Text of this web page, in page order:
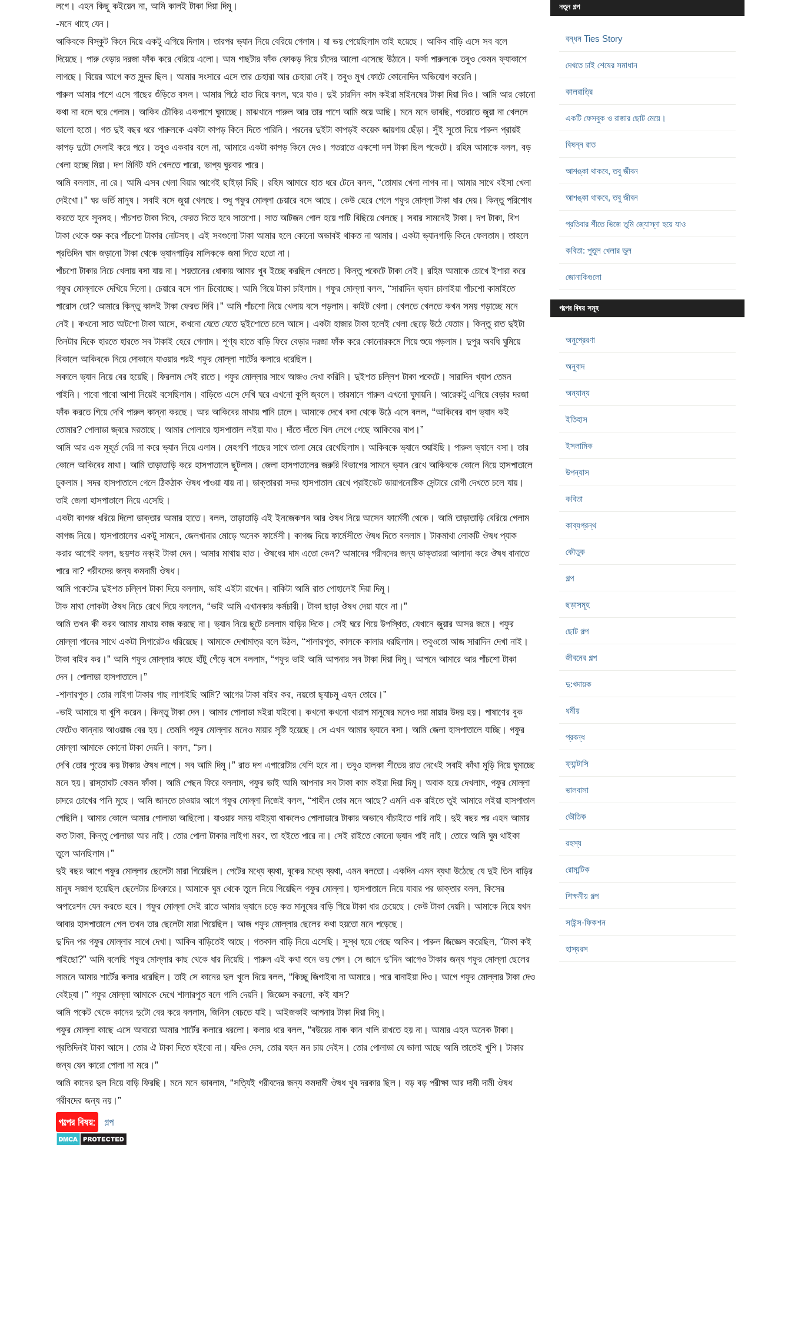
লগে। এহন কিছু কইয়েন না, আমি কালই টাকা দিয়া দিমু।
-মনে থাহে যেন।
আকিবকে বিস্কুট কিনে দিয়ে একটু এগিয়ে দিলাম। তারপর ভ্যান নিয়ে বেরিয়ে গেলাম। যা ভয় পেয়েছিলাম তাই হয়েছে। আকিব বাড়ি এসে সব বলে
দিয়েছে। পারু বেড়ার দরজা ফাঁক করে বেরিয়ে এলো। আম গাছটার ফাঁক ফোকড় দিয়ে চাঁদের আলো এসেছে উঠানে। ফর্সা পারুলকে তবুও কেমন ফ্যাকাশে
লাগছে। বিয়ের আগে কত সুন্দর ছিল। আমার সংসারে এসে তার চেহারা আর চেহারা নেই। তবুও মুখ ফোটে কোনোদিন অভিযোগ করেনি।
পারুল আমার পাশে এসে গাছের গুঁড়িতে বসল। আমার পিঠে হাত দিয়ে বলল, ঘরে যাও। দুই চারদিন কাম কইরা মাইনষের টাকা দিয়া দিও। আমি আর কোনো
কথা না বলে ঘরে গেলাম। আকিব চৌকির একপাশে ঘুমাচ্ছে। মাঝখানে পারুল আর তার পাশে আমি শুয়ে আছি। মনে মনে ভাবছি, গতরাতে জুয়া না খেললে
ভালো হতো। গত দুই বছর ধরে পারুলকে একটা কাপড় কিনে দিতে পারিনি। পরনের দুইটা কাপড়ই কয়েক জায়গায় ছেঁড়া। সুঁই সুতো দিয়ে পারুল প্রায়ই
কাপড় দুটো সেলাই করে পরে। তবুও একবার বলে না, আমারে একটা কাপড় কিনে দেও। গতরাতে একশো দশ টাকা ছিল পকেটে। রহিম আমাকে বলল, বড়
খেলা হচ্ছে মিয়া। দশ মিনিট যদি খেলতে পারো, ভাগ্য ঘুরবার পারে।
আমি বললাম, না রে। আমি এসব খেলা বিয়ার আগেই ছাইড়া দিছি। রহিম আমারে হাত ধরে টেনে বলল, “তোমার খেলা লাগব না। আমার সাথে বইসা খেলা
দেইখো।” ঘর ভর্তি মানুষ। সবাই বসে জুয়া খেলছে। শুধু গফুর মোল্লা চেয়ারে বসে আছে। কেউ হেরে গেলে গফুর মোল্লা টাকা ধার দেয়। কিন্তু পরিশোধ
করতে হবে সুদসহ। পাঁচশত টাকা দিবে, ফেরত দিতে হবে সাতশো। সাত আটজন গোল হয়ে পাটি বিছিয়ে খেলছে। সবার সামনেই টাকা। দশ টাকা, বিশ
টাকা থেকে শুরু করে পাঁচশো টাকার নোটসহ। এই সবগুলো টাকা আমার হলে কোনো অভাবই থাকত না আমার। একটা ভ্যানগাড়ি কিনে ফেলতাম। তাহলে
প্রতিদিন ঘাম জড়ানো টাকা থেকে ভ্যানগাড়ির মালিককে জমা দিতে হতো না।
পাঁচশো টাকার নিচে খেলায় বসা যায় না। শয়তানের ধোকায় আমার খুব ইচ্ছে করছিল খেলতে। কিন্তু পকেটে টাকা নেই। রহিম আমাকে চোখে ইশারা করে
গফুর মোল্লাকে দেখিয়ে দিলো। চেয়ারে বসে পান চিবোচ্ছে। আমি গিয়ে টাকা চাইলাম। গফুর মোল্লা বলল, “সারাদিন ভ্যান চালাইয়া পাঁচশো কামাইতে
পারোস তো? আমারে কিন্তু কালই টাকা ফেরত দিবি।” আমি পাঁচশো নিয়ে খেলায় বসে পড়লাম। কাইট খেলা। খেলতে খেলতে কখন সময় গড়াচ্ছে মনে
নেই। কখনো সাত আটশো টাকা আসে, কখনো যেতে যেতে দুইশোতে চলে আসে। একটা হাজার টাকা হলেই খেলা ছেড়ে উঠে যেতাম। কিন্তু রাত দুইটা
তিনটার দিকে হারতে হারতে সব টাকাই হেরে গেলাম। শূণ্য হাতে বাড়ি ফিরে বেড়ার দরজা ফাঁক করে কোনোরকমে গিয়ে শুয়ে পড়লাম। দুপুর অবধি ঘুমিয়ে
বিকালে আকিবকে নিয়ে দোকানে যাওয়ার পরই গফুর মোল্লা শার্টের কলারে ধরেছিল।
সকালে ভ্যান নিয়ে বের হয়েছি। ফিরলাম সেই রাতে। গফুর মোল্লার সাথে আজও দেখা করিনি। দুইশত চল্লিশ টাকা পকেটে। সারাদিন খ্যাপ তেমন
পাইনি। পাবো পাবো আশা নিয়েই বসেছিলাম। বাড়িতে এসে দেখি ঘরে এখনো কুপি জ্বলে। তারমানে পারুল এখনো ঘুমায়নি। আরেকটু এগিয়ে বেড়ার দরজা
ফাঁক করতে গিয়ে দেখি পারুল কান্না করছে। আর আকিবের মাথায় পানি ঢালে। আমাকে দেখে বসা থেকে উঠে এসে বলল, “আকিবের বাপ ভ্যান কই
তোমার? পোলাডা জ্বরে মরতাছে। আমার পোলারে হাসপাতাল লইয়া যাও। দাঁতে দাঁতে খিল লেগে গেছে আকিবের বাপ।”
আমি আর এক মূহূর্ত দেরি না করে ভ্যান নিয়ে এলাম। মেহগণি গাছের সাথে তালা মেরে রেখেছিলাম। আকিবকে ভ্যানে শুয়াইছি। পারুল ভ্যানে বসা। তার
কোলে আকিবের মাথা। আমি তাড়াতাড়ি করে হাসপাতালে ছুটলাম। জেলা হাসপাতালের জরুরি বিভাগের সামনে ভ্যান রেখে আকিবকে কোলে নিয়ে হাসপাতালে
ঢুকলাম। সদর হাসপাতালে গেলে ঠিকঠাক ঔষধ পাওয়া যায় না। ডাক্তাররা সদর হাসপাতাল রেখে প্রাইভেট ডায়াগনোষ্টিক সেন্টারে রোগী দেখতে চলে যায়।
তাই জেলা হাসপাতালে নিয়ে এসেছি।
একটা কাগজ ধরিয়ে দিলো ডাক্তার আমার হাতে। বলল, তাড়াতাড়ি এই ইনজেকশন আর ঔষধ নিয়ে আসেন ফার্মেসী থেকে। আমি তাড়াতাড়ি বেরিয়ে গেলাম
কাগজ নিয়ে। হাসপাতালের একটু সামনে, জেলখানার মোড়ে অনেক ফার্মেসী। কাগজ দিয়ে ফার্মেসীতে ঔষধ দিতে বললাম। টাকমাথা লোকটি ঔষধ প্যাক
করার আগেই বলল, ছয়শত নব্বই টাকা দেন। আমার মাথায় হাত। ঔষধের দাম এতো কেন? আমাদের গরীবদের জন্য ডাক্তাররা আলাদা করে ঔষধ বানাতে
পারে না? গরীবদের জন্য কমদামী ঔষধ।
আমি পকেটের দুইশত চল্লিশ টাকা দিয়ে বললাম, ভাই এইটা রাখেন। বাকিটা আমি রাত পোহালেই দিয়া দিমু।
টাক মাথা লোকটা ঔষধ নিচে রেখে দিয়ে বললেন, “ভাই আমি এখানকার কর্মচারী। টাকা ছাড়া ঔষধ দেয়া যাবে না।”
আমি তখন কী করব আমার মাথায় কাজ করছে না। ভ্যান নিয়ে ছুটে চললাম বাড়ির দিকে। সেই ঘরে গিয়ে উপস্থিত, যেখানে জুয়ার আসর জমে। গফুর
মোল্লা পানের সাথে একটা সিগারেটও ধরিয়েছে। আমাকে দেখামাত্র বলে উঠল, “শালারপুত, কালকে কালার ধরছিলাম। তবুওতো আজ সারাদিন দেখা নাই।
টাকা বাইর কর।” আমি গফুর মোল্লার কাছে হাঁটু গেঁড়ে বসে বললাম, “গফুর ভাই আমি আপনার সব টাকা দিয়া দিমু। আপনে আমারে আর পাঁচশো টাকা
দেন। পোলাডা হাসপাতালে।”
-শালারপুত। তোর লাইগা টাকার গাছ লাগাইছি আমি? আগের টাকা বাইর কর, নয়তো ছ্যাচমু এহন তোরে।”
-ভাই আমারে যা খুশি করেন। কিন্তু টাকা দেন। আমার পোলাডা মইরা যাইবো। কখনো কখনো খারাপ মানুষের মনেও দয়া মায়ার উদয় হয়। পাষাণের বুক
ফেটেও কান্নার আওয়াজ বের হয়। তেমনি গফুর মোল্লার মনেও মায়ার সৃষ্টি হয়েছে। সে এখন আমার ভ্যানে বসা। আমি জেলা হাসপাতালে যাচ্ছি। গফুর
মোল্লা আমাকে কোনো টাকা দেয়নি। বলল, “চল।
দেখি তোর পুতের কয় টাকার ঔষধ লাগে। সব আমি দিমু।” রাত দশ এগারোটার বেশি হবে না। তবুও হালকা শীতের রাত দেখেই সবাই কাঁথা মুড়ি দিয়ে ঘুমাচ্ছে
মনে হয়। রাস্তাঘাট কেমন ফাঁকা। আমি পেছন ফিরে বললাম, গফুর ভাই আমি আপনার সব টাকা কাম কইরা দিয়া দিমু। অবাক হয়ে দেখলাম, গফুর মোল্লা
চাদরে চোখের পানি মুছে। আমি জানতে চাওয়ার আগে গফুর মোল্লা নিজেই বলল, “শাহীন তোর মনে আছে? এমনি এক রাইতে তুই আমারে লইয়া হাসপাতাল
গেছিলি। আমার কোলে আমার পোলাডা আছিলো। যাওয়ার সময় বাইচ্যা থাকলেও পোলাডারে টাকার অভাবে বাঁচাইতে পারি নাই। দুই বছর পর এহন আমার
কত টাকা, কিন্তু পোলাডা আর নাই। তোর পোলা টাকার লাইগা মরব, তা হইতে পারে না। সেই রাইতে কোনো ভ্যান পাই নাই। তোরে আমি ঘুম থাইকা
তুলে আনছিলাম।”
দুই বছর আগে গফুর মোল্লার ছেলেটা মারা গিয়েছিল। পেটের মধ্যে ব্যথা, বুকের মধ্যে ব্যথা, এমন বলতো। একদিন এমন ব্যথা উঠেছে যে দুই তিন বাড়ির
মানুষ সজাগ হয়েছিল ছেলেটার চিৎকারে। আমাকে ঘুম থেকে তুলে নিয়ে গিয়েছিল গফুর মোল্লা। হাসপাতালে নিয়ে যাবার পর ডাক্তার বলল, কিসের
অপারেশন যেন করতে হবে। গফুর মোল্লা সেই রাতে আমার ভ্যানে চড়ে কত মানুষের বাড়ি গিয়ে টাকা ধার চেয়েছে। কেউ টাকা দেয়নি। আমাকে নিয়ে যখন
আবার হাসপাতালে গেল তখন তার ছেলেটা মারা গিয়েছিল। আজ গফুর মোল্লার ছেলের কথা হয়তো মনে পড়েছে।
দু’দিন পর গফুর মোল্লার সাথে দেখা। আকিব বাড়িতেই আছে। গতকাল বাড়ি নিয়ে এসেছি। সুস্থ হয়ে গেছে আকিব। পারুল জিজ্ঞেস করেছিল, “টাকা কই
পাইছো?” আমি বলেছি গফুর মোল্লার কাছ থেকে ধার নিয়েছি। পারুল এই কথা শুনে ভয় পেল। সে জানে দু’দিন আগেও টাকার জন্য গফুর মোল্লা ছেলের
সামনে আমার শার্টের কলার ধরেছিল। তাই সে কানের দুল খুলে দিয়ে বলল, “কিচ্ছু জিগাইবা না আমারে। পরে বানাইয়া দিও। আগে গফুর মোল্লার টাকা দেও
বেইচ্যা।” গফুর মোল্লা আমাকে দেখে শালারপুত বলে গালি দেয়নি। জিজ্ঞেস করলো, কই যাস?
আমি পকেট থেকে কানের দুটো বের করে বললাম, জিনিস বেচতে যাই। আইজকাই আপনার টাকা দিয়া দিমু।
গফুর মোল্লা কাছে এসে আবারো আমার শার্টের কলারে ধরলো। কলার ধরে বলল, “বউয়ের নাক কান খালি রাখতে হয় না। আমার এহন অনেক টাকা।
প্রতিদিনই টাকা আসে। তোর ঐ টাকা দিতে হইবো না। যদিও দেস, তোর যহন মন চায় দেইস। তোর পোলাডা যে ভালা আছে আমি তাতেই খুশি। টাকার
জন্য যেন কারো পোলা না মরে।”
আমি কানের দুল নিয়ে বাড়ি ফিরছি। মনে মনে ভাবলাম, “সত্যিই গরীবদের জন্য কমদামী ঔষধ খুব দরকার ছিল। বড় বড় পরীক্ষা আর দামী দামী ঔষধ
গরীবদের জন্য নয়।”
গল্পের বিষয়:
গল্প
নতুন গল্প
বন্ধন Ties Story
দেখতে চাই শেষের সমাধান
কালরাত্রি
একটি ফেসবুক ও রাজার ছোট মেয়ে।
বিষন্ন রাত
আশঙ্কা থাকবে, তবু জীবন
আশঙ্কা থাকবে, তবু জীবন
প্রতিবার শীতে ভিজে তুমি জ্যোস্না হয়ে যাও
কবিতা: পুতুল খেলার ভুল
জোনাকিগুলো
গল্পের বিষয় সমূহ
অনুপ্রেরণা
অনুবাদ
অন্যান্য
ইতিহাস
ইসলামিক
উপন্যাস
কবিতা
কাব্যগ্রন্থ
কৌতুক
গল্প
ছড়াসমূহ
ছোট গল্প
জীবনের গল্প
দু:খদায়ক
ধর্মীয়
প্রবন্ধ
ফ্যান্টাসি
ভালবাসা
ভৌতিক
রহস্য
রোমান্টিক
শিক্ষনীয় গল্প
সাইন্স-ফিকশন
হাস্যরস